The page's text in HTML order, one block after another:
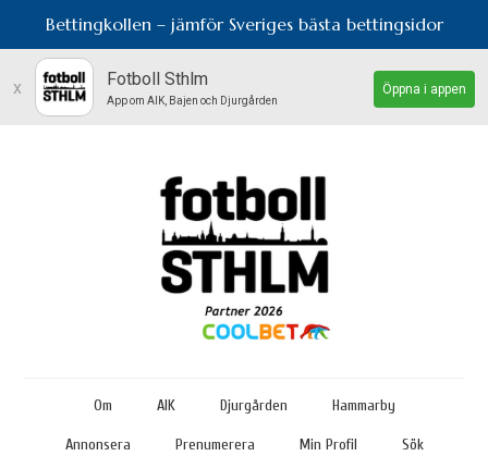
Bettingkollen – jämför Sveriges bästa bettingsidor
x Fotboll Sthlm
App om AIK, Bajen och Djurgården
Öppna i appen
Om AIK Djurgården Hammarby
Annonsera Prenumerera Min Profil Sök